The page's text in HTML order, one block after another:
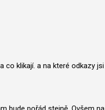
co klikají. a na které odkazy jsi